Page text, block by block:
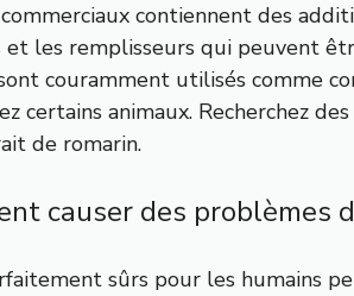
contiennent des
les remplisseurs qui peuvent
couramment utilisés comme
certains animaux. Recherchez
de romarin.
causer des problèmes
sûrs pour les humains